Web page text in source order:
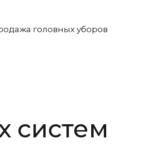
головных уборов
систем